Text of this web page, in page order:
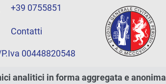
+39 0755851
Contatti
P.Iva 00448820548
analitici in forma aggregata e anonima